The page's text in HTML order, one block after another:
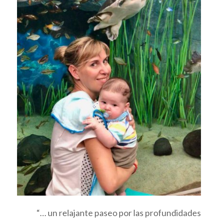
“… un relajante paseo por las profundidades